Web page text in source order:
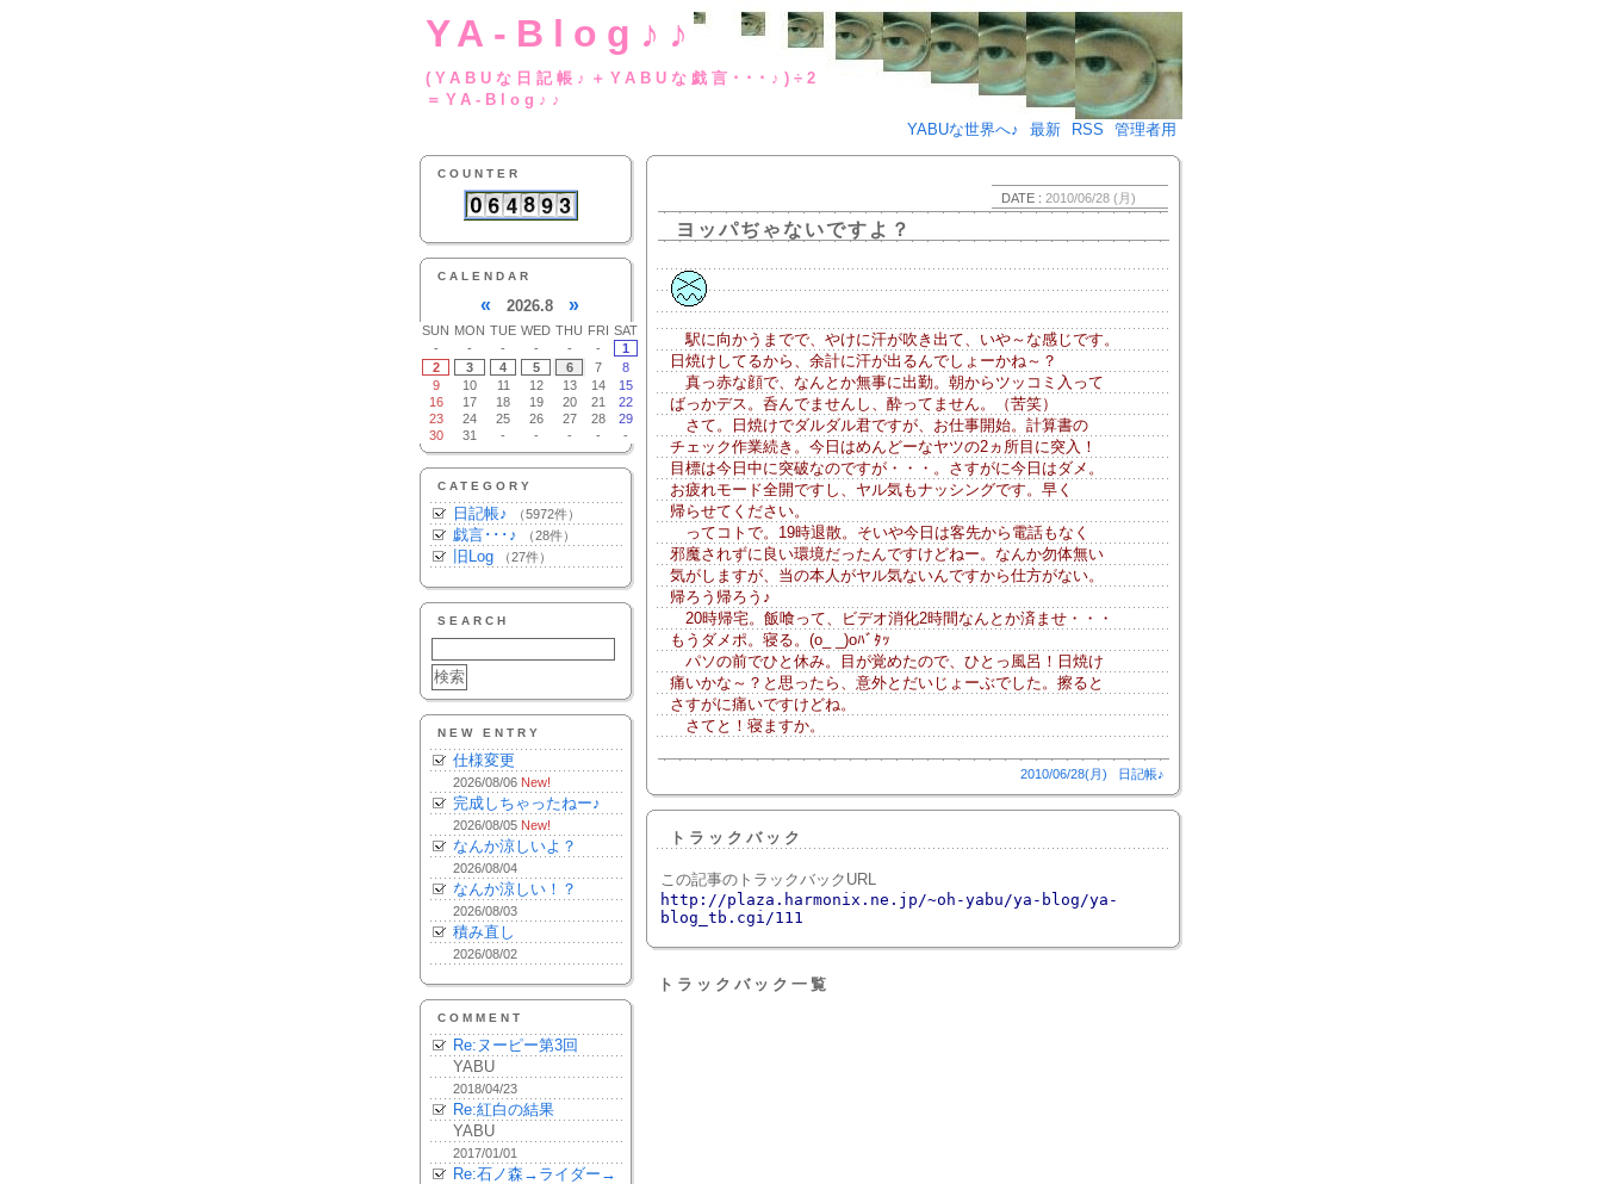
YA-Blog♪♪
(YABUな日記帳♪＋YABUな戯言･･･♪)÷2
＝YA-Blog♪♪
YABUな世界へ♪
最新 RSS 管理者用
COUNTER
CALENDAR
« 2026.8 »
SUN MON TUE WED THU FRI SAT
-
- - - - -
1
2
3 4 5 6 7
8
9
10 11 12 13 14
15
16
17 18 19 20 21
22
23
24 25 26 27 28
29
30
31 - - - - -
CATEGORY
日記帳♪ （5972件）
戯言･･･♪ （28件）
旧Log （27件）
SEARCH
NEW ENTRY
仕様変更
2026/08/06 New!
完成しちゃったねー♪
2026/08/05 New!
なんか涼しいよ？
2026/08/04
なんか涼しい！？
2026/08/03
積み直し
2026/08/02
COMMENT
Re:ヌーピー第3回
YABU
2018/04/23
Re:紅白の結果
YABU
2017/01/01
Re:石ノ森→ライダー→
DATE : 2010/06/28 (月)
ヨッパぢゃないですよ？
駅に向かうまでで、やけに汗が吹き出て、いや～な感じです。
日焼けしてるから、余計に汗が出るんでしょーかね～？
真っ赤な顔で、なんとか無事に出勤。朝からツッコミ入って
ばっかデス。呑んでませんし、酔ってません。（苦笑）
さて。日焼けでダルダル君ですが、お仕事開始。計算書の
チェック作業続き。今日はめんどーなヤツの2ヵ所目に突入！
目標は今日中に突破なのですが・・・。さすがに今日はダメ。
お疲れモード全開ですし、ヤル気もナッシングです。早く
帰らせてください。
ってコトで。19時退散。そいや今日は客先から電話もなく
邪魔されずに良い環境だったんですけどねー。なんか勿体無い
気がしますが、当の本人がヤル気ないんですから仕方がない。
帰ろう帰ろう♪
20時帰宅。飯喰って、ビデオ消化2時間なんとか済ませ・・・
もうダメポ。寝る。(o_ _)oﾊﾞﾀｯ
パソの前でひと休み。目が覚めたので、ひとっ風呂！日焼け
痛いかな～？と思ったら、意外とだいじょーぶでした。擦ると
さすがに痛いですけどね。
さてと！寝ますか。
2010/06/28(月) 日記帳♪
トラックバック
この記事のトラックバックURL
http://plaza.harmonix.ne.jp/~oh-yabu/ya-blog/ya-
blog_tb.cgi/111
トラックバック一覧